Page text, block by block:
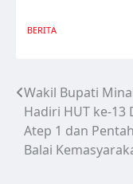
BERITA
Navigasi
pos
Wakil Bupati
Hadiri HUT ke-13
Atep 1 dan
Balai